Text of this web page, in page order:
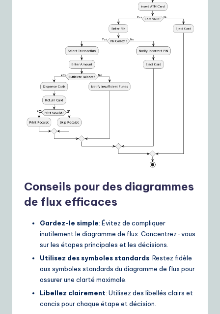
Conseils pour des diagrammes
de flux efficaces
Gardez-le simple: Évitez de compliquer
inutilement le diagramme de flux. Concentrez-vous
sur les étapes principales et les décisions.
Utilisez des symboles standards: Restez fidèle
aux symboles standards du diagramme de flux pour
assurer une clarté maximale.
Libellez clairement: Utilisez des libellés clairs et
concis pour chaque étape et décision.